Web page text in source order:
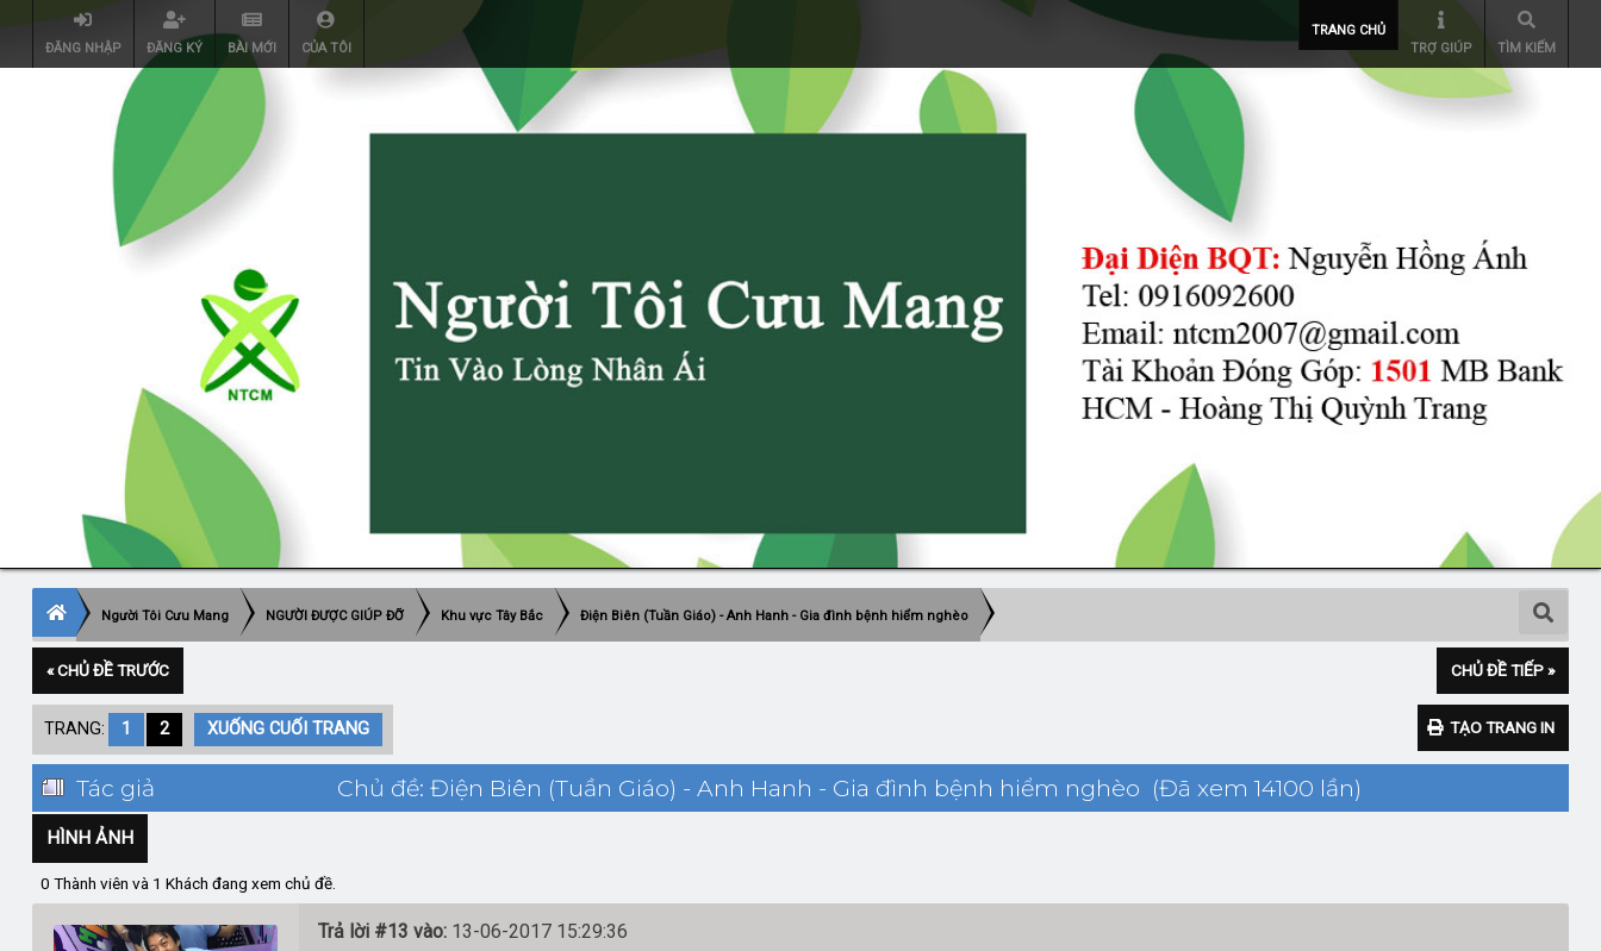
ĐĂNG NHẬP ĐĂNG KÝ BÀI MỚI CỦA TÔI
TRANG CHỦ
TRỢ GIÚP
TÌM KIẾM
Người Tôi Cưu Mang NGƯỜI ĐƯỢC GIÚP ĐỠ Khu vực Tây Bắc Điện Biên (Tuần Giáo) - Anh Hanh - Gia đình bệnh hiểm nghèo
« CHỦ ĐỀ TRƯỚC CHỦ ĐỀ TIẾP »
TẠO TRANG IN
TRANG: 1 2 XUỐNG CUỐI TRANG
Tác giả Chủ đề: Điện Biên (Tuần Giáo) - Anh Hanh - Gia đình bệnh hiểm nghèo (Đã xem 14100 lần)
HÌNH ẢNH
0 Thành viên và 1 Khách đang xem chủ đề.
Trả lời #13 vào:13-06-2017 15:29:36